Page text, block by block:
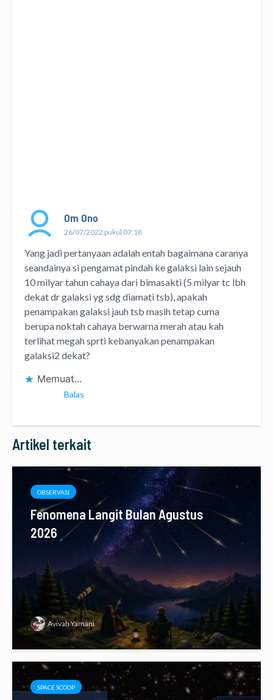
Om Ono
26/07/2022 pukul 07:18
Yang jadi pertanyaan adalah entah bagaimana caranya
seandainya si pengamat pindah ke galaksi lain sejauh
10 milyar tahun cahaya dari bimasakti (5 milyar tc lbh
dekat dr galaksi yg sdg diamati tsb), apakah
penampakan galaksi jauh tsb masih tetap cuma
berupa noktah cahaya berwarna merah atau kah
terlihat megah sprti kebanyakan penampakan
galaksi2 dekat?
Memuat...
Balas
Artikel terkait
OBSERVASI
Fenomena Langit Bulan Agustus
2026
Avivah Yamani
SPACE SCOOP